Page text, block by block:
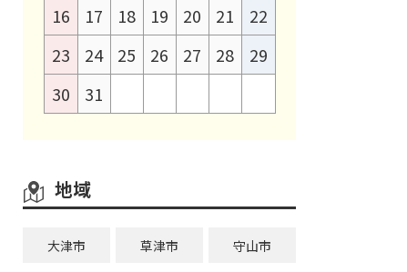
16
17 18 19 20 21
22
23
24 25 26 27 28
29
30
31
地域
大津市 草津市 守山市